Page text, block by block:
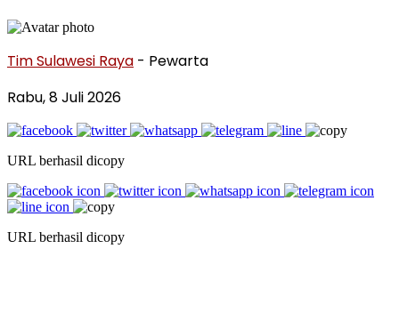
Tim Sulawesi Raya - Pewarta
Rabu, 8 Juli 2026
URL berhasil dicopy
URL berhasil dicopy